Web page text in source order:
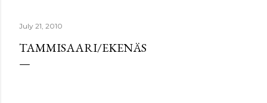
July 21, 2010
TAMMISAARI/EKENÄS